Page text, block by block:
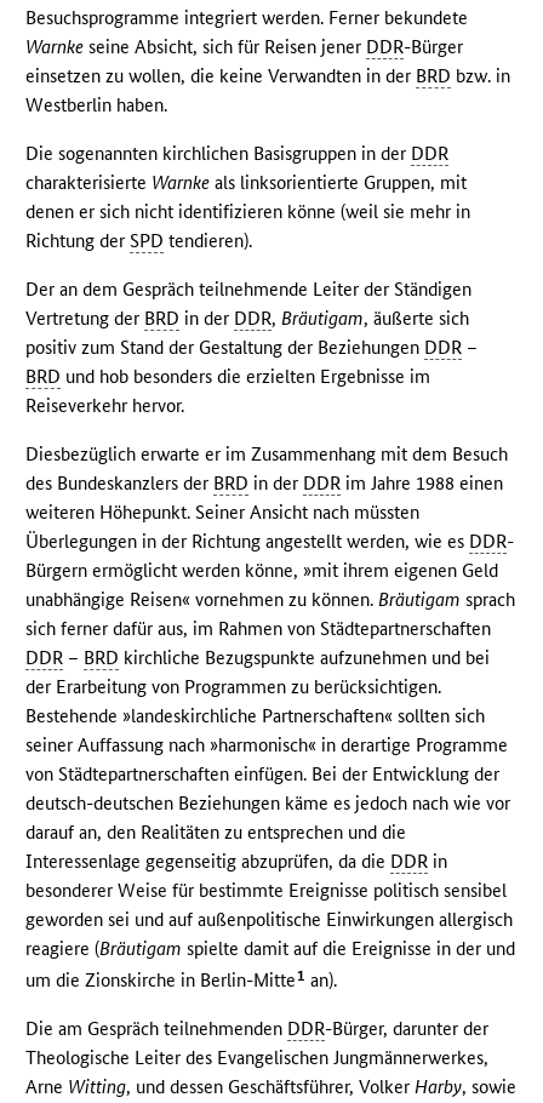
Besuchsprogramme integriert werden. Ferner bekundete
Warnke seine Absicht, sich für Reisen jener DDR-Bürger
einsetzen zu wollen, die keine Verwandten in der BRD bzw. in
Westberlin haben.
Die sogenannten kirchlichen Basisgruppen in der DDR
charakterisierte Warnke als linksorientierte Gruppen, mit
denen er sich nicht identifizieren könne (weil sie mehr in
Richtung derSPD tendieren).
Der an dem Gespräch teilnehmende Leiter der Ständigen
Vertretung der BRD in der DDR,Bräutigam, äußerte sich
positiv zum Stand der Gestaltung der Beziehungen DDR –
BRD und hob besonders die erzielten Ergebnisse im
Reiseverkehr hervor.
Diesbezüglich erwarte er im Zusammenhang mit dem Besuch
des Bundeskanzlers der BRD in der DDR im Jahre 1988 einen
weiteren Höhepunkt. Seiner Ansicht nach müssten
Überlegungen in der Richtung angestellt werden, wie es DDR-
Bürgern ermöglicht werden könne, »mit ihrem eigenen Geld
unabhängige Reisen« vornehmen zu können.Bräutigam sprach
sich ferner dafür aus, im Rahmen von Städtepartnerschaften
DDR – BRD kirchliche Bezugspunkte aufzunehmen und bei
der Erarbeitung von Programmen zu berücksichtigen.
Bestehende »landeskirchliche Partnerschaften« sollten sich
seiner Auffassung nach »harmonisch« in derartige Programme
von Städtepartnerschaften einfügen. Bei der Entwicklung der
deutsch-deutschen Beziehungen käme es jedoch nach wie vor
darauf an, den Realitäten zu entsprechen und die
Interessenlage gegenseitig abzuprüfen, da die DDR in
besonderer Weise für bestimmte Ereignisse politisch sensibel
geworden sei und auf außenpolitische Einwirkungen allergisch
reagiere (Bräutigam spielte damit auf die Ereignisse in der und
um die Zionskirche in Berlin-Mitte1 an).
Die am Gespräch teilnehmenden DDR-Bürger, darunter der
Theologische Leiter des Evangelischen Jungmännerwerkes,
Arne Witting, und dessen Geschäftsführer, VolkerHarby, sowie